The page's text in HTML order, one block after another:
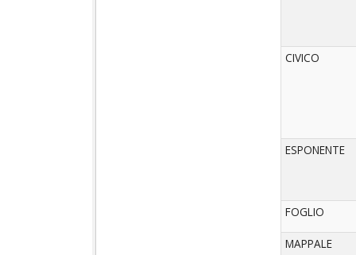
CIVICO
ESPONENTE
FOGLIO
MAPPALE